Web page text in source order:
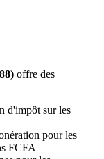
offre des
d'impôt sur les
pour les
FCFA